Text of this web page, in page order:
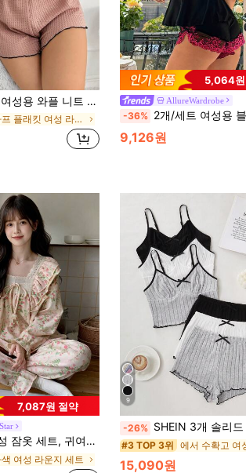
플 니트 대비 트림 홈웨어 세트
하프 플래킷 여성 라운지웨어
5,064원
AllureWardrobe
-36% 2개/세트 여성용 블랙 & 퍼플 딥 V넥 레이스 패치워크 크롭 탑 & 반바지 여름 봄 캐주얼 파자마
9,126원
7,087원 절약
타일의 꽃무늬 상의, 편안한 3/4 바지, 라운지웨어 또는 겉옷으로 적합, 사계절
색 여성 라운지 세트
9
-26% SHEIN 3개 솔리드 컬러 캐주얼 파자마 세트, 여름 휴가
#3 TOP 3위
15,090원